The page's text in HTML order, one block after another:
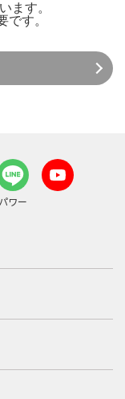
ます。
です。
パワー